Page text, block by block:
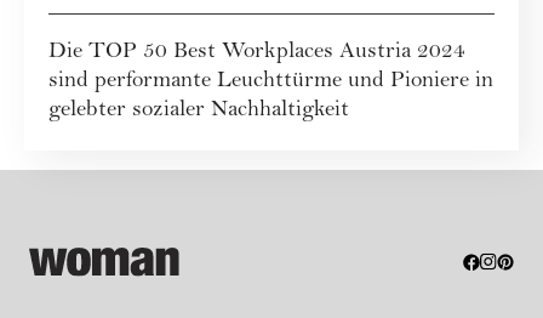
Die TOP 50 Best Workplaces Austria 2024
sind performante Leuchttürme und Pioniere in
gelebter sozialer Nachhaltigkeit